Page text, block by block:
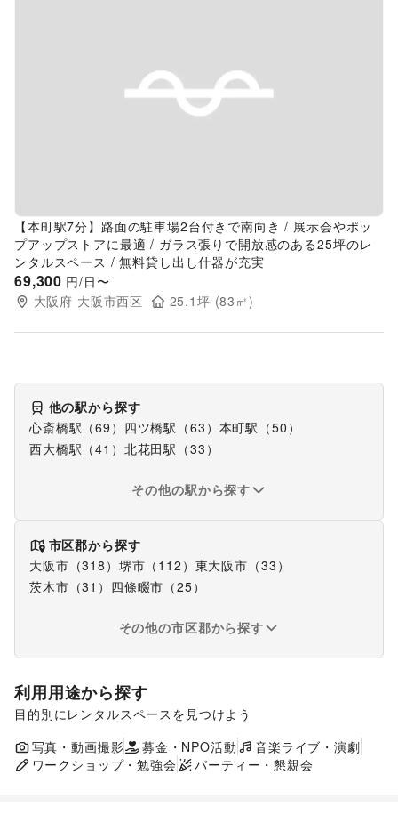
Previous slide
【本町駅7分】路面の駐車場2台付きで南向き / 展示会やポッ
プアップストアに最適 / ガラス張りで開放感のある25坪のレ
ンタルスペース / 無料貸し出し什器が充実
69,300 円/日〜
大阪府 大阪市西区 25.1 坪 (83 ㎡)
他の駅から探す
心斎橋駅 （69 ） 四ツ橋駅 （63 ） 本町駅 （50 ）
西大橋駅 （41 ） 北花田駅 （33 ）
その他の駅から探す
市区郡から探す
大阪市 （318 ） 堺市 （ 112 ） 東大阪市 （33 ）
茨木市 （31 ） 四條畷市 （25）
その他の市区郡から探す
利用用途から探す
目的別にレンタルスペースを見つけよう
食品販売 販促イベント
展示会・個展 キッチンカー・移動販売
写真・動画撮影 募金・NPO活動
音楽ライブ・演劇
ワークショップ・勉強会
パーティー・懇親会